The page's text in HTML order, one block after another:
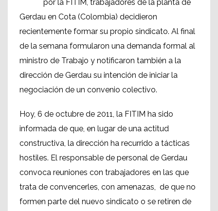
por la FITIM, trabajadores de la planta de
Gerdau en Cota (Colombia) decidieron
recientemente formar su propio sindicato. Al final
de la semana formularon una demanda formal al
ministro de Trabajo y notificaron también a la
dirección de Gerdau su intención de iniciar la
negociación de un convenio colectivo.
Hoy, 6 de octubre de 2011, la FITIM ha sido
informada de que, en lugar de una actitud
constructiva, la dirección ha recurrido a tácticas
hostiles. El responsable de personal de Gerdau
convoca reuniones con trabajadores en las que
trata de convencerles, con amenazas, de que no
formen parte del nuevo sindicato o se retiren de